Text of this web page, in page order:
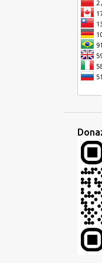
FESTA